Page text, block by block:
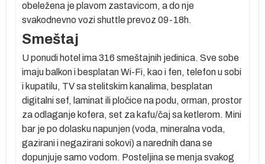
obeležena je plavom zastavicom, a do nje
svakodnevno vozi shuttle prevoz 09-18h.
Smeštaj
U ponudi hotel ima 316 smeštajnih jedinica. Sve sobe
imaju balkon i besplatan Wi-Fi, kao i fen, telefon u sobi
i kupatilu, TV sa stelitskim kanalima, besplatan
digitalni sef, laminat ili pločice na podu, orman, prostor
za odlaganje kofera, set za kafu/čaj sa ketlerom. Mini
bar je po dolasku napunjen (voda, mineralna voda,
gazirani i negazirani sokovi) a narednih dana se
dopunjuje samo vodom. Posteljina se menja svakog